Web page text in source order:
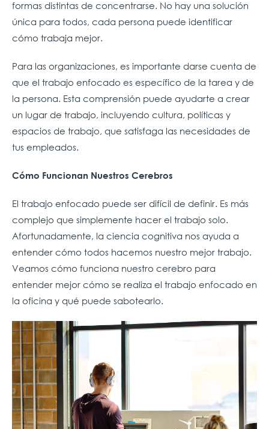
formas distintas de concentrarse. No hay una solución
única para todos, cada persona puede identificar
cómo trabaja mejor.
Para las organizaciones, es importante darse cuenta de
que el trabajo enfocado es específico de la tarea y de
la persona. Esta comprensión puede ayudarte a crear
un lugar de trabajo, incluyendo cultura, políticas y
espacios de trabajo, que satisfaga las necesidades de
tus empleados.
Cómo Funcionan Nuestros Cerebros
El trabajo enfocado puede ser difícil de definir. Es más
complejo que simplemente hacer el trabajo solo.
Afortunadamente, la ciencia cognitiva nos ayuda a
entender cómo todos hacemos nuestro mejor trabajo.
Veamos cómo funciona nuestro cerebro para
entender mejor cómo se realiza el trabajo enfocado en
la oficina y qué puede sabotearlo.